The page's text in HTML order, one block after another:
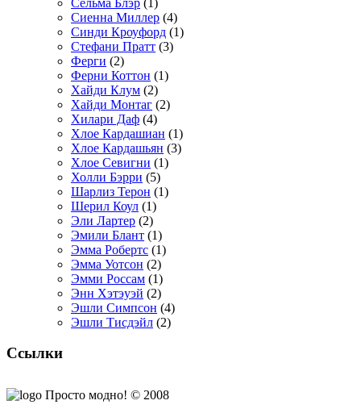
Сиенна Миллер (4)
Синди Кроуфорд (1)
Стефани Пратт (3)
Ферги (2)
Ферни Коттон (1)
Хайди Клум (2)
Хайди Монтаг (2)
Хилари Даф (4)
Хлое Кардашиан (1)
Хлое Кардашьян (3)
Хлое Севигни (1)
Холли Бэрри (5)
Шарлиз Терон (1)
Шерил Коул (1)
Эли Лартер (2)
Эмили Блант (1)
Эмма Робертс (1)
Эмма Уотсон (2)
Эмми Россам (1)
Энн Хэтэуэй (2)
Эшли Симпсон (4)
Эшли Тисдэйл (2)
Ссылки
Просто модно! © 2008